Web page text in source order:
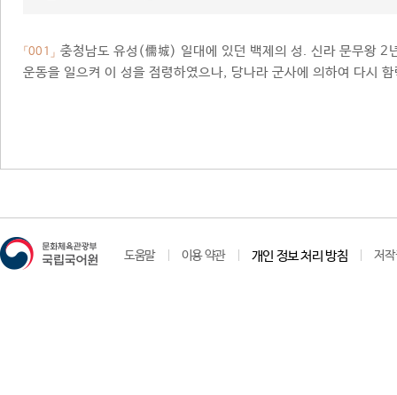
「001」 충청남도 유성(儒城) 일대에 있던 백제의 성. 신라 문무왕
운동을 일으켜 이 성을 점령하였으나, 당나라 군사에 의하여 다시
도움말 이용 약관 개인 정보 처리 방침 저